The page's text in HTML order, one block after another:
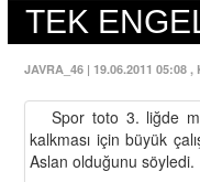
TEK
JAVRA_46 | 19.06.2011 05:08 ,
Spor toto 3. liğde
kalkması için büyük
Aslan olduğunu söyledi.